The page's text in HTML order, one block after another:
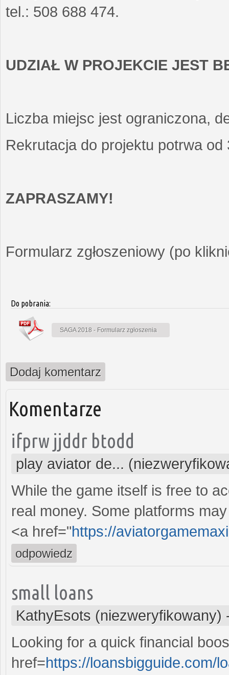
tel.: 508 688 474.
UDZIAŁ W PROJEKCIE JEST
Liczba miejsc jest ograniczona,
Rekrutacja do projektu potrwa
ZAPRASZAMY!
Formularz zgłoszeniowy (po
Do pobrania:
SAGA 2018 - Formularz zgłoszenia
Dodaj komentarz
Komentarze
ifprw jjddr btodd
play aviator de...
While the game itself is free to
real money. Some platforms
<a href="https://
odpowiedz
small loans
KathyEsots (niezweryfikowany)
Looking for a quick financial
href=https://loansbigguide.com/